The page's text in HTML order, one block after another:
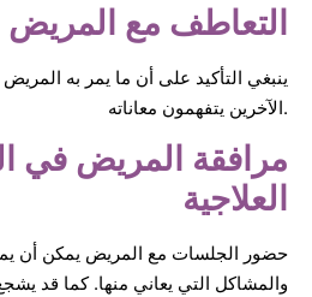
التعاطف مع المريض
ينبغي التأكيد على أن ما يمر به
الآخرين يتفهمون معاناته.
مرافقة المريض في
العلاجية
حضور الجلسات مع المريض يمكن أن
والمشاكل التي يعاني منها. كما قد